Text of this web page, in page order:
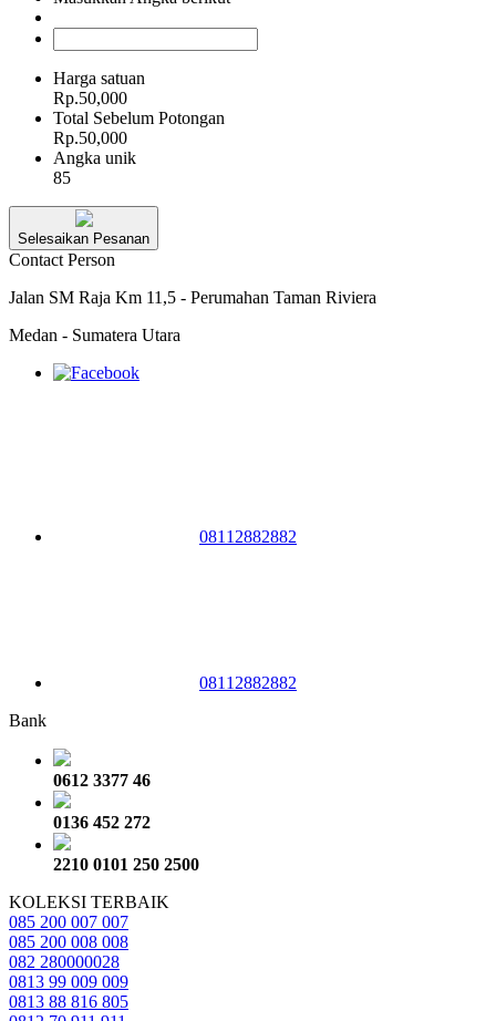
Harga satuan
Rp.50,000
Total Sebelum Potongan
Rp.50,000
Angka unik
85
Selesaikan Pesanan
Contact Person
Jalan SM Raja Km 11,5 - Perumahan Taman Riviera
Medan - Sumatera Utara
08112882882
08112882882
Bank
0612 3377 46
0136 452 272
2210 0101 250 2500
KOLEKSI TERBAIK
085 200 007 007
085 200 008 008
082 280000028
0813 99 009 009
0813 88 816 805